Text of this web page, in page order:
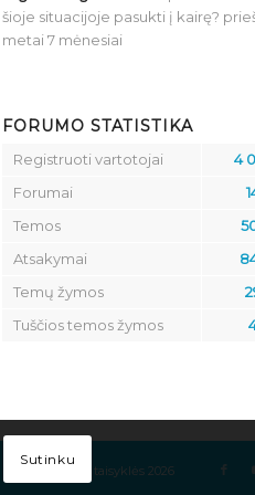
šioje situacijoje pasukti į kairę?
metai 7 mėnesiai
FORUMO STATISTIKA
Registruoti vartotojai
4
Forumai
Temos
Atsakymai
Temų žymos
Tuščios temos žymos
Kelių eismo taisyklės 2026
Sutinku